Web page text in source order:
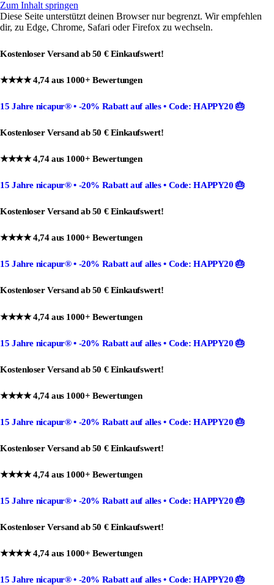
Zum Inhalt springen
Diese Seite unterstützt deinen Browser nur begrenzt. Wir empfehlen
dir, zu Edge, Chrome, Safari oder Firefox zu wechseln.
Kostenloser Versand ab 50 € Einkaufswert!
★★★★ 4,74 aus 1000+ Bewertungen
15 Jahre nicapur®• -20% Rabattauf alles • Code: HAPPY20🎂
Kostenloser Versand ab 50 € Einkaufswert!
★★★★ 4,74 aus 1000+ Bewertungen
15 Jahre nicapur®• -20% Rabattauf alles • Code: HAPPY20🎂
Kostenloser Versand ab 50 € Einkaufswert!
★★★★ 4,74 aus 1000+ Bewertungen
15 Jahre nicapur®• -20% Rabattauf alles • Code: HAPPY20🎂
Kostenloser Versand ab 50 € Einkaufswert!
★★★★ 4,74 aus 1000+ Bewertungen
15 Jahre nicapur®• -20% Rabattauf alles • Code: HAPPY20🎂
Kostenloser Versand ab 50 € Einkaufswert!
★★★★ 4,74 aus 1000+ Bewertungen
15 Jahre nicapur®• -20% Rabattauf alles • Code: HAPPY20🎂
Kostenloser Versand ab 50 € Einkaufswert!
★★★★ 4,74 aus 1000+ Bewertungen
15 Jahre nicapur®• -20% Rabattauf alles • Code: HAPPY20🎂
Kostenloser Versand ab 50 € Einkaufswert!
★★★★ 4,74 aus 1000+ Bewertungen
15 Jahre nicapur®• -20% Rabattauf alles • Code: HAPPY20🎂